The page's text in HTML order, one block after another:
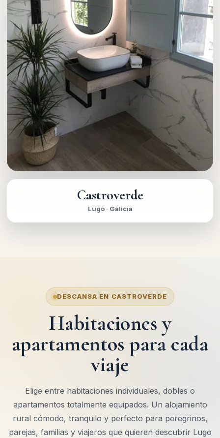
Castroverde
Lugo · Galicia
DESCANSA EN CASTROVERDE
Habitaciones y
apartamentos para cada
viaje
Elige entre habitaciones individuales, dobles o
apartamentos totalmente equipados. Un alojamiento
rural cómodo, tranquilo y perfecto para peregrinos,
parejas, familias y viajeros que quieren descubrir Lugo